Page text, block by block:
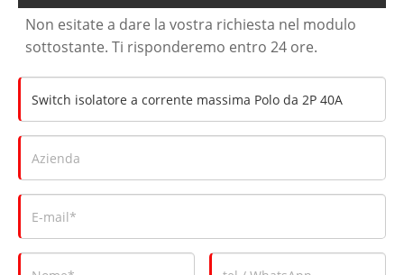
Non esitate a dare la vostra richiesta nel modulo
sottostante. Ti risponderemo entro 24 ore.